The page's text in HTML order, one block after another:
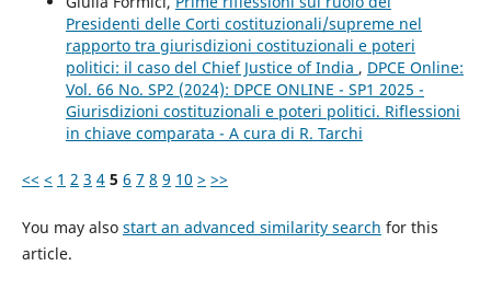
Presidenti delle Corti costituzionali/supreme nel
rapporto tra giurisdizioni costituzionali e poteri
politici: il caso del Chief Justice of India , DPCE Online:
Vol. 66 No. SP2 (2024): DPCE ONLINE - SP1 2025 -
Giurisdizioni costituzionali e poteri politici. Riflessioni
in chiave comparata - A cura di R. Tarchi
<< < 1 2 3 4 5 6 7 8 9 10 > >>
You may also start an advanced similarity search for this
article.